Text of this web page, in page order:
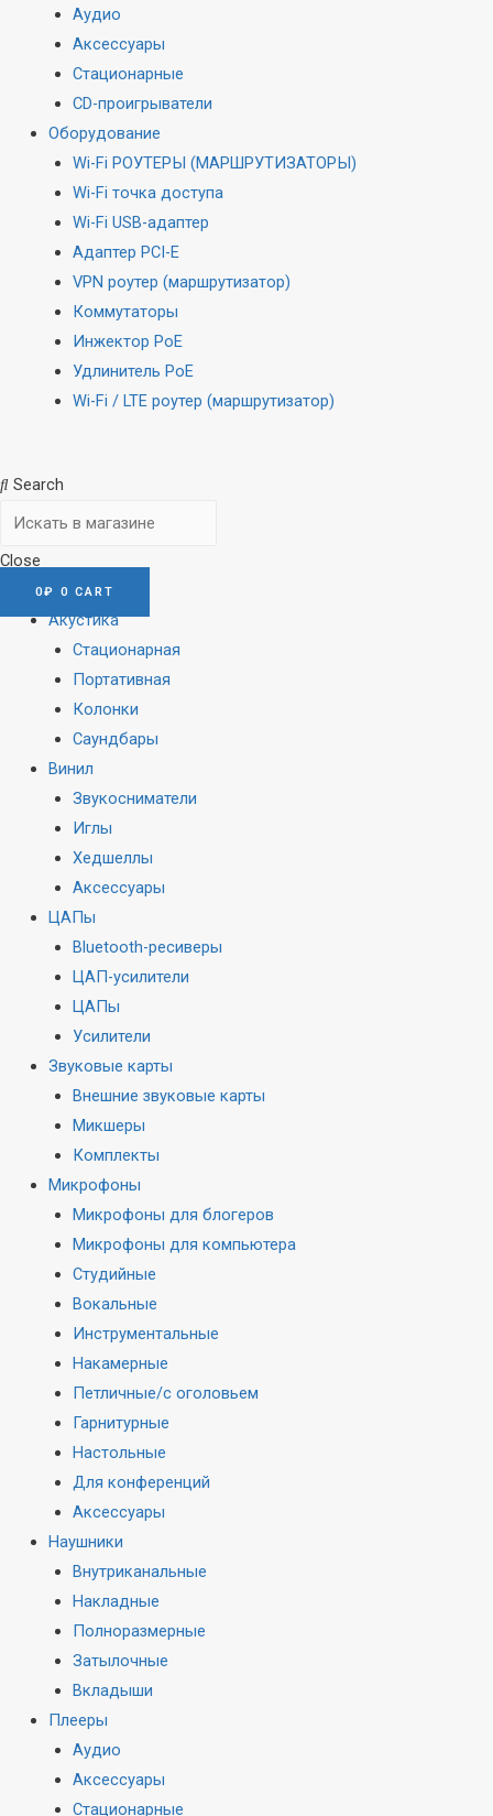
Аудио
Аксессуары
Стационарные
CD-проигрыватели
Оборудование
Wi-Fi РОУТЕРЫ (МАРШРУТИЗАТОРЫ)
Wi-Fi точка доступа
Wi-Fi USB-адаптер
Адаптер PCI-E
VPN роутер (маршрутизатор)
Коммутаторы
Инжектор PoE
Удлинитель PoE
Wi-Fi / LTE роутер (маршрутизатор)
Search
Close
0₽ 0 CART
Акустика
Стационарная
Портативная
Колонки
Саундбары
Винил
Звукосниматели
Иглы
Хедшеллы
Аксессуары
ЦАПы
Bluetooth-ресиверы
ЦАП-усилители
ЦАПы
Усилители
Звуковые карты
Внешние звуковые карты
Микшеры
Комплекты
Микрофоны
Микрофоны для блогеров
Микрофоны для компьютера
Студийные
Вокальные
Инструментальные
Накамерные
Петличные/с оголовьем
Гарнитурные
Настольные
Для конференций
Аксессуары
Наушники
Внутриканальные
Накладные
Полноразмерные
Затылочные
Вкладыши
Плееры
Аудио
Аксессуары
Стационарные